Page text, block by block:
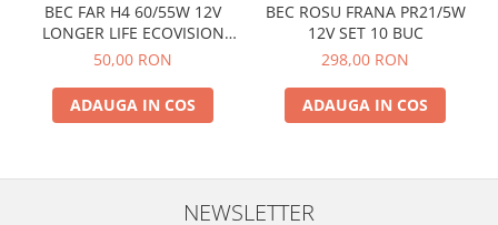
BEC FAR H4 60/55W 12V
LONGER LIFE ECOVISION
PHILIPS
50,00 RON
ADAUGA IN COS
BEC ROSU FRANA PR21/5W
12V SET 10 BUC
298,00 RON
ADAUGA IN COS
NEWSLETTER